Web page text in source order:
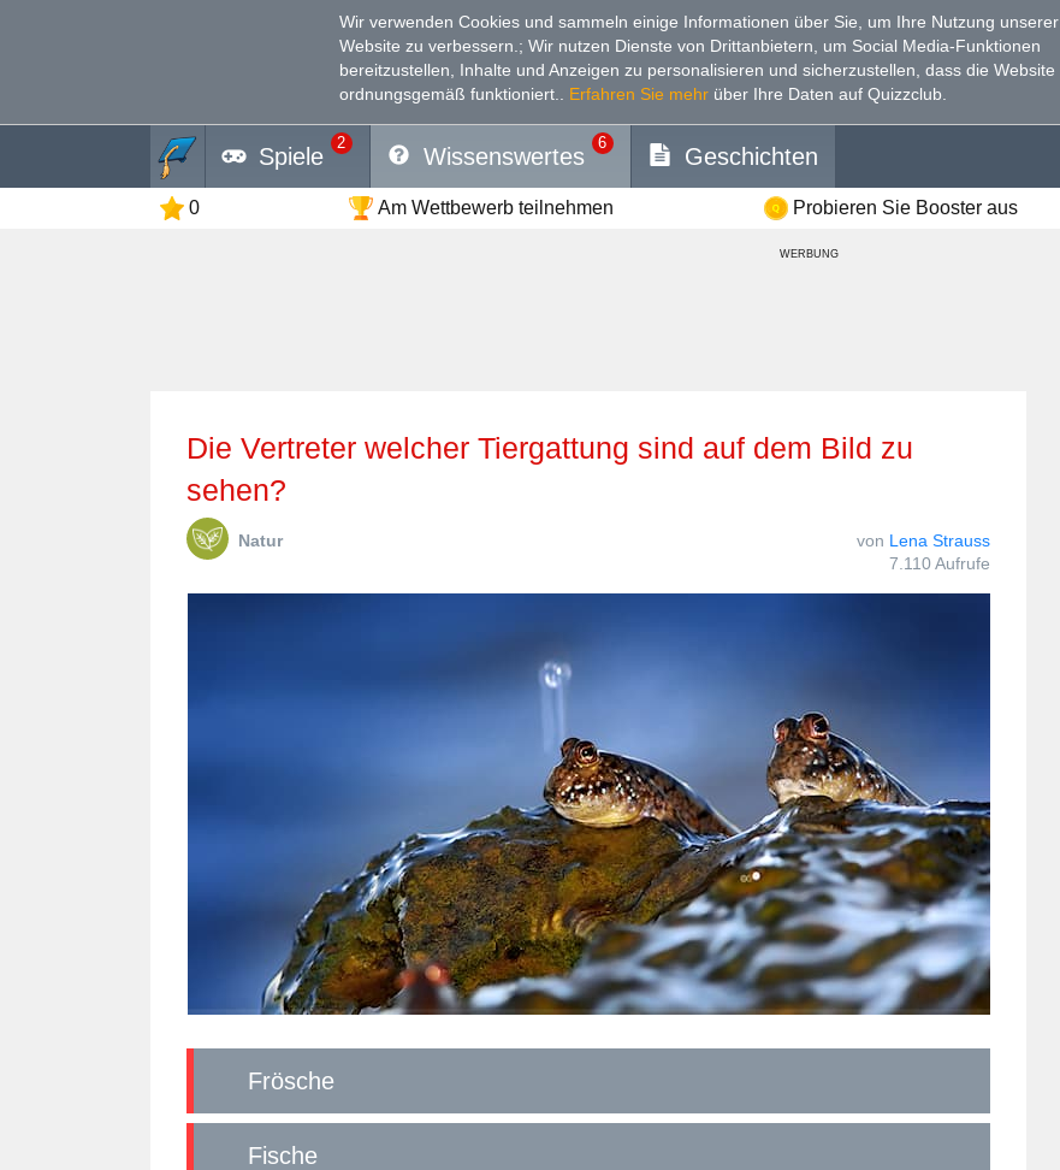
Wir verwenden Cookies und sammeln einige Informationen über Sie, um Ihre Nutzung unserer
Website zu verbessern. ; Wir nutzen Dienste von Drittanbietern, um Social Media-Funktionen
bereitzustellen, Inhalte und Anzeigen zu personalisieren und sicherzustellen, dass die Website
ordnungsgemäß funktioniert.
Erfahren Sie mehr über Ihre Daten auf Quizzclub.
Spiele
2
Wissenswertes
6
Geschichten
0 Am Wettbewerb teilnehmen Probieren Sie Booster aus
WERBUNG
Die Vertreter welcher Tiergattung sind auf dem Bild zu
sehen?
Natur von Lena Strauss
7.110 Aufrufe
Frösche
Fische